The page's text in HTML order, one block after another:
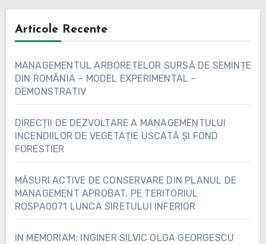
Articole Recente
MANAGEMENTUL ARBORETELOR SURSĂ DE SEMINȚE
DIN ROMÂNIA – MODEL EXPERIMENTAL –
DEMONSTRATIV
DIRECȚII DE DEZVOLTARE A MANAGEMENTULUI
INCENDIILOR DE VEGETAȚIE USCATĂ ȘI FOND
FORESTIER
MĂSURI ACTIVE DE CONSERVARE DIN PLANUL DE
MANAGEMENT APROBAT, PE TERITORIUL
ROSPA0071 LUNCA SIRETULUI INFERIOR
IN MEMORIAM: INGINER SILVIC OLGA GEORGESCU